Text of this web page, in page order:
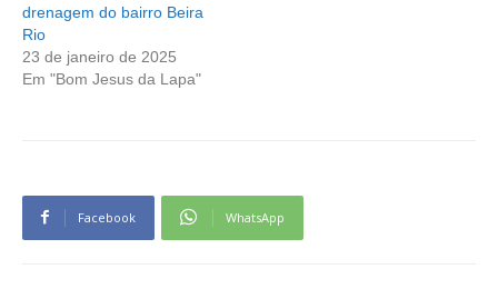
drenagem do bairro Beira
Rio
23 de janeiro de 2025
Em "Bom Jesus da Lapa"
Facebook WhatsApp